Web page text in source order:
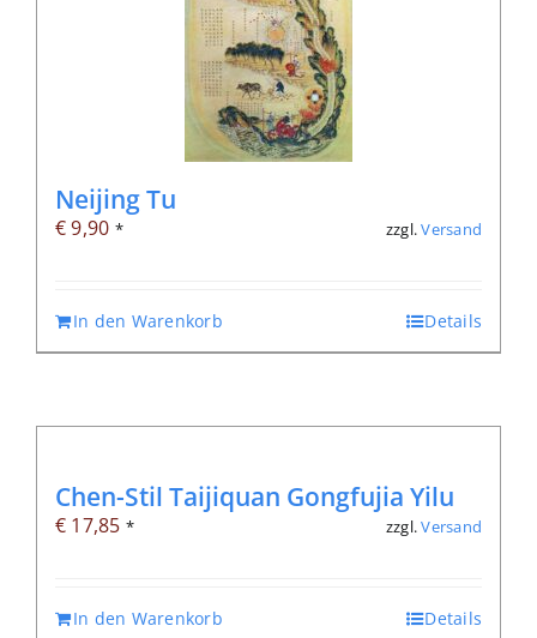
Neijing Tu
€9,90 * zzgl.Versand
In den Warenkorb Details
Chen-Stil Taijiquan Gongfujia Yilu
€ 17,85 * zzgl.Versand
In den Warenkorb Details